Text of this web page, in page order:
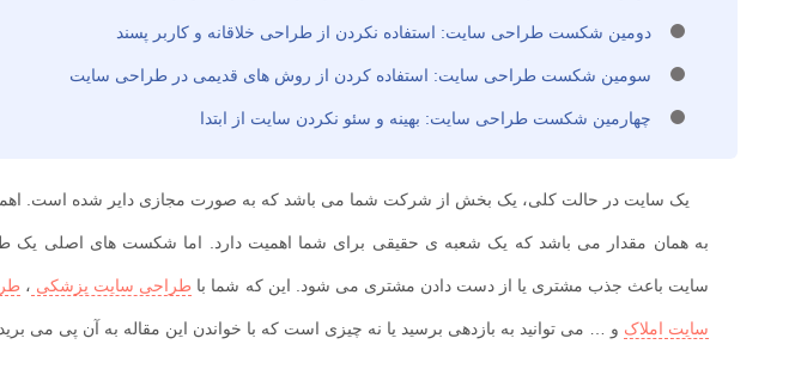
دومین شکست طراحی سایت: استفاده نکردن از طراحی خلاقانه و کاربر پسند
سومین شکست طراحی سایت: استفاده کردن از روش های قدیمی در طراحی سایت
چهارمین شکست طراحی سایت: بهینه و سئو نکردن سایت از ابتدا
یک سایت در حالت کلی، یک بخش از شرکت شما می باشد که به صورت مجازی دایر شده است.
به همان مقدار می باشد که یک شعبه ی حقیقی برای شما اهمیت دارد. اما شکست های اصلی
سایت باعث جذب مشتری یا از دست دادن مشتری می شود. این که شما با طراحی سایت پزشکی ،
سایت املاک و … می توانید به بازدهی برسید یا نه چیزی است که با خواندن این مقاله به آن پی می برید.